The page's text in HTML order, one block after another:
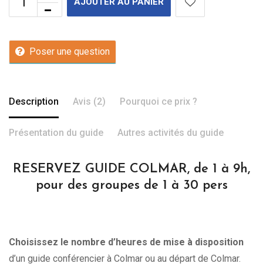
Poser une question
Description Avis (2) Pourquoi ce prix ?
Présentation du guide Autres activités du guide
RESERVEZ GUIDE COLMAR, de 1 à 9h,
pour des groupes de 1 à 30 pers
Choisissez le nombre d’heures de mise à disposition
d’un guide conférencier à Colmar ou au départ de Colmar.